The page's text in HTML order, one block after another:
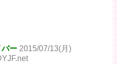
ー 2015/07/13(月)